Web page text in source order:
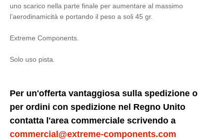
uno scarico nella parte finale per aumentare al massimo
l’aerodinamicità e portando il peso a soli 45 gr.
Extreme Components.
Solo uso pista.
Per un'offerta vantaggiosa sulla spedizione o
per ordini con spedizione nel Regno Unito
contatta l'area commerciale scrivendo a
commercial@extreme-components.com